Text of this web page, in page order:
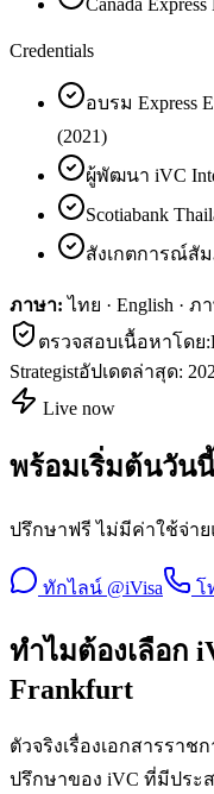
Canada Express
Credentials
อบรม Express
(2021)
ผู้พัฒนา iVC
Scotiabank
สังเกตการณ์สั
ภาษา: ไทย · English ·
ตรวจสอบเนื้อหาโดย:
Strategistอัปเดตล่าสุด:
Live now
พร้อมเริ่มต้นวัน
ปรึกษาฟรี ไม่มีค่าใช้จ่าย
ทักไลน์ @iVisa โ
ทำไมต้องเลือก
Frankfurt
ตัวจริงเรื่องเอกสารราช
ปรึกษาของ iVC ที่มีประ